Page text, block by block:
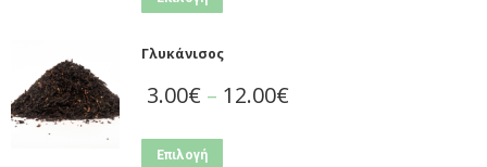
Γλυκάνισος
3.00€ – 12.00€
Επιλογή